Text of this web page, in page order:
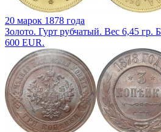
20 марок 1878 года
Золото. Гурт рубчатый. Вес 6,45 гр.
600 EUR.